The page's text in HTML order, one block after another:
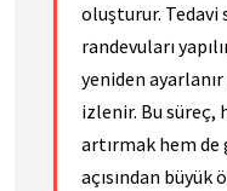
oluşturur. Tedavi
randevuları
yeniden
izlenir. Bu
artırmak hem
açısından büyük